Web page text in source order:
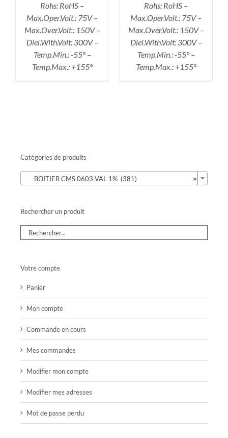
Rohs: RoHS –
Max.Oper.Volt.: 75V –
Max.Over.Volt.: 150V –
Diel.With.Volt: 300V –
Temp.Min.: -55° –
Temp.Max.: +155°
Rohs: RoHS –
Max.Oper.Volt.: 75V –
Max.Over.Volt.: 150V –
Diel.With.Volt: 300V –
Temp.Min.: -55° –
Temp.Max.: +155°
Catégories de produits
×
BOITIER CMS 0603 VAL 1% (381)
Rechercher un produit
Votre compte
Panier
Mon compte
Commande en cours
Mes commandes
Modifier mon compte
Modifier mes adresses
Mot de passe perdu